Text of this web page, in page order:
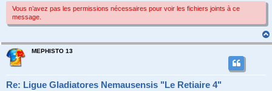
Vous n’avez pas les permissions nécessaires pour voir les fichiers joints à ce
message.
MEPHISTO 13
Re: Ligue Gladiatores Nemausensis "Le Retiaire 4"